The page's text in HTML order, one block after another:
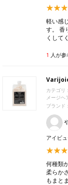
軽い感
す。 香
くして
1 人が
カテゴリ：
メージヘ
ブランド：
アイビ
何種類
柔らか
もまと